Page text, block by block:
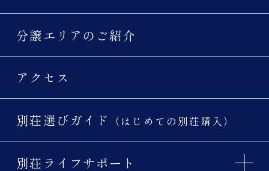
分譲エリアのご紹介
アクセス
別荘選びガイド （はじめての別荘購入）
別荘ライフサポート